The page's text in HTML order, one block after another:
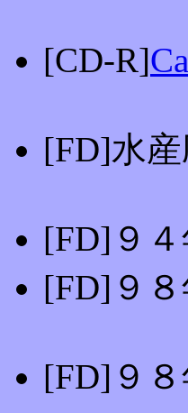
[CD-R]
[FD]水
[FD]９
[FD]９
[FD]９